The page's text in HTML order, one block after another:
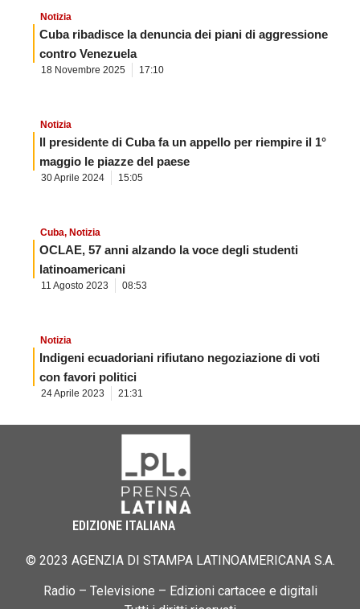
Notizia
Cuba ribadisce la denuncia dei piani di aggressione
contro Venezuela
18 Novembre 2025 17:10
Notizia
Il presidente di Cuba fa un appello per riempire il 1°
maggio le piazze del paese
30 Aprile 2024 15:05
Cuba, Notizia
OCLAE, 57 anni alzando la voce degli studenti
latinoamericani
11 Agosto 2023 08:53
Notizia
Indigeni ecuadoriani rifiutano negoziazione di voti
con favori politici
24 Aprile 2023 21:31
EDIZIONE ITALIANA
© 2023 AGENZIA DI STAMPA LATINOAMERICANA S.A.
Radio – Televisione – Edizioni cartacee e digitali